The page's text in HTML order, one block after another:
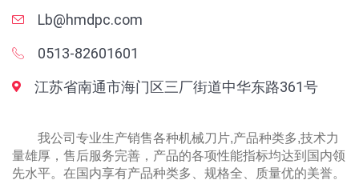
Lb@hmdpc.com
0513-82601601
江苏省南通市海门区三厂街道中华东路361号
我公司专业生产销售各种机械刀片,产品种类多,技术力
量雄厚，售后服务完善，产品的各项性能指标均达到国内领
先水平。在国内享有产品种类多、规格全、质量优的美誉。